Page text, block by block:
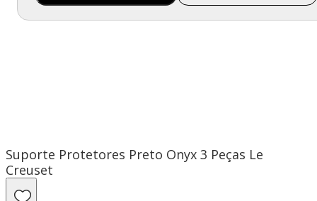
Suporte Protetores Preto Onyx 3 Peças Le
Creuset